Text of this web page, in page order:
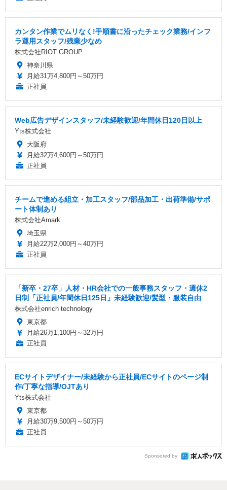
カンタン作業でムリなく!手順書に沿ったチェック業務/インフ
ラ運用スタッフ/残業少なめ
株式会社RIOT GROUP
神奈川県
月給31万4,800円～50万円
正社員
Web広告デザインスタッフ/未経験歓迎/年間休日120日以上
Yts株式会社
大阪府
月給32万4,600円～50万円
正社員
チームで進める組立・加工スタッフ/部品加工・出荷準備/サポ
ート体制あり
株式会社Amark
埼玉県
月給22万2,000円～40万円
正社員
「新卒・27卒」人材・HR会社での一般事務スタッフ・週休2
日制「正社員/年間休日125日」未経験歓迎/髪型・服装自由
株式会社enrich technology
東京都
月給26万1,100円～32万円
正社員
ECサイトデザイナー/未経験から正社員/ECサイトのページ制
作/丁寧な指導/OJTあり
Yts株式会社
東京都
月給30万9,500円～50万円
正社員
Sponsored by